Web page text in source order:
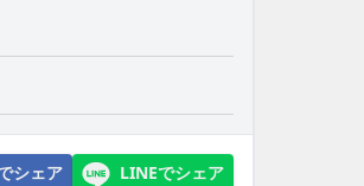
シェア LINEでシェア